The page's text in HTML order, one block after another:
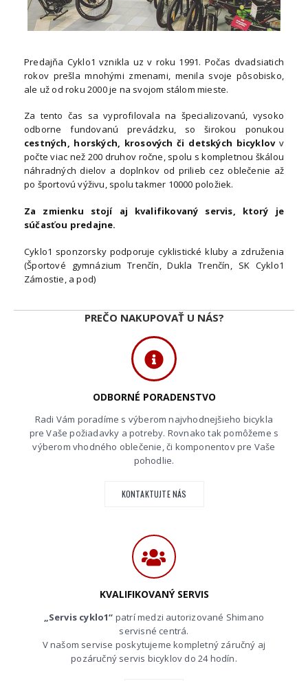
Predajňa Cyklo1 vznikla uz v roku 1991. Počas dvadsiatich
rokov prešla mnohými zmenami, menila svoje pôsobisko,
ale už od roku 2000 je na svojom stálom mieste.
Za tento čas sa vyprofilovala na špecializovanú, vysoko
odborne fundovanú prevádzku, so širokou ponukou
cestných, horských, krosových či detských bicyklovv
počte viac než 200 druhov ročne, spolu s kompletnou škálou
náhradných dielov a doplnkov od prilieb cez oblečenie až
po športovú výživu, spolu takmer 10000 položiek.
Za zmienku stojí aj kvalifikovaný servis, ktorý je
súčasťou predajne.
Cyklo1 sponzorsky podporuje cyklistické kluby a združenia
(Športové gymnázium Trenčín, Dukla Trenčín, SK Cyklo1
Zámostie, a pod)
PREČO NAKUPOVAŤ U NÁS?
ODBORNÉ PORADENSTVO
Radi Vám poradíme s výberom najvhodnejšieho bicykla
pre Vaše požiadavky a potreby. Rovnako tak pomôžeme s
výberom vhodného oblečenie, či komponentov pre Vaše
pohodlie.
KONTAKTUJTE NÁS
KVALIFIKOVANÝ SERVIS
„Servis cyklo1“ patrí medzi autorizované Shimano
servisné centrá.
V našom servise poskytujeme kompletný záručný aj
pozáručný servis bicyklov do 24 hodín.